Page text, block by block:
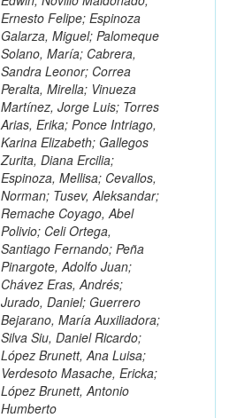
Ernesto Felipe; Espinoza
Galarza, Miguel; Palomeque
Solano, María; Cabrera,
Sandra Leonor; Correa
Peralta, Mirella; Vinueza
Martínez, Jorge Luis; Torres
Arias, Erika; Ponce Intriago,
Karina Elizabeth; Gallegos
Zurita, Diana Ercilia;
Espinoza, Mellisa; Cevallos,
Norman; Tusev, Aleksandar;
Remache Coyago, Abel
Polivio; Celi Ortega,
Santiago Fernando; Peña
Pinargote, Adolfo Juan;
Chávez Eras, Andrés;
Jurado, Daniel; Guerrero
Bejarano, María Auxiliadora;
Silva Siu, Daniel Ricardo;
López Brunett, Ana Luisa;
Verdesoto Masache, Ericka;
López Brunett, Antonio
Humberto